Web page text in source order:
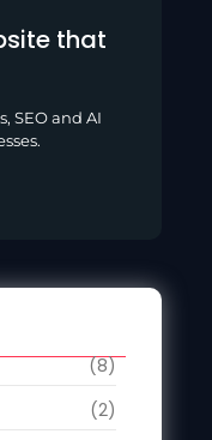
that
SEO and AI
(8)
(2)